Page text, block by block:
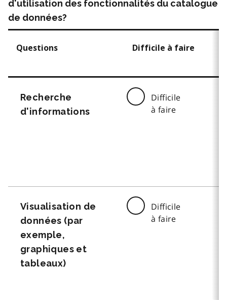
d'utilisation des fonctionnalités du catalogue
de données?
Questions Difficile à faire
Recherche
d'informations
Difficile
à faire
Visualisation de
données (par
exemple,
graphiques et
tableaux)
Difficile
à faire